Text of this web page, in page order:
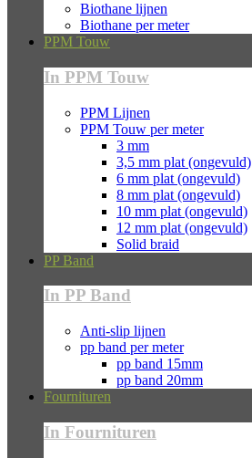
Biothane lijnen
Biothane per meter
PPM Touw
In PPM Touw
PPM Lijnen
PPM Touw per meter
3 mm
3,5 mm plat (ongevuld)
6 mm plat (ongevuld)
8 mm plat (ongevuld)
10 mm plat (ongevuld)
12 mm plat (ongevuld)
Solid braid
PP Band
In PP Band
Anti-slip lijnen
pp band per meter
pp band 15mm
pp band 20mm
Fournituren
In Fournituren